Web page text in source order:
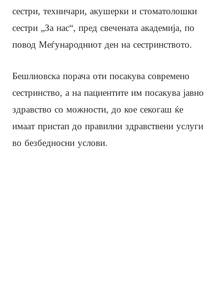
сестри, техничари, акушерки и стоматолошки
сестри „За нас“, пред свечената академија, по
повод Меѓународниот ден на сестринството.
Бешлиовска порача оти посакува современо
сестринство, а на пациентите им посакува јавно
здравство со можности, до кое секогаш ќе
имаат пристап до правилни здравствени услуги
во безбедносни услови.